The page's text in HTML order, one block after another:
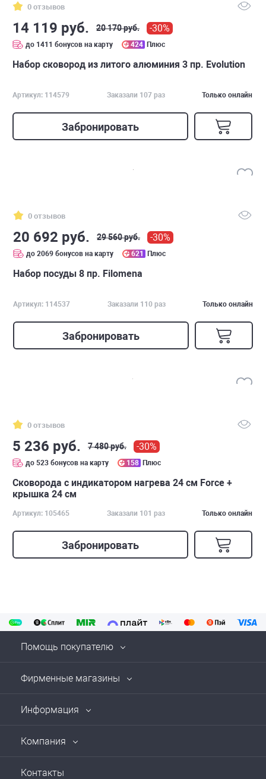
0 отзывов
14 119 руб. 20 170 руб. -30%
до 1411 бонусов на карту 424 Плюс
Набор сковород из литого алюминия 3 пр. Evolution
Артикул: 114579 Заказали 107 раз Только онлайн
Забронировать
0 отзывов
20 692 руб. 29 560 руб. -30%
до 2069 бонусов на карту 621 Плюс
Набор посуды 8 пр. Filomena
Артикул: 114537 Заказали 110 раз Только онлайн
Забронировать
0 отзывов
5 236 руб. 7 480 руб. -30%
до 523 бонусов на карту 158 Плюс
Сковорода с индикатором нагрева 24 см Force +
крышка 24 см
Артикул: 105465 Заказали 101 раз Только онлайн
Забронировать
Помощь покупателю
Фирменные магазины
Информация
Компания
Контакты